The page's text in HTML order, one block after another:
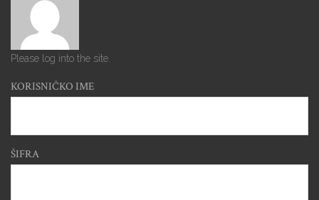
Please log into the site.
KORISNIČKO IME
ŠIFRA